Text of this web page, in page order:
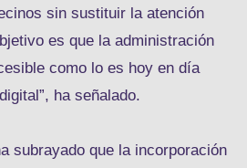
sin sustituir la atención
es que la administración
como lo es hoy en día
ha señalado.
subrayado que la incorporación